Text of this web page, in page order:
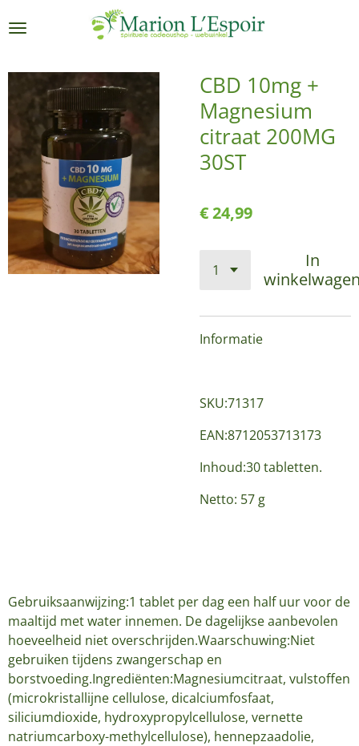
direct
de
hoofdinhoud
CBD 10mg +
Magnesium
citraat 200MG
30ST
€ 24,99
In
Informatie
SKU:71317
EAN:8712053713173
Inhoud:30 tabletten.
Netto: 57 g
Gebruiksaanwijzing:1 tablet per dag een half uur voor de
maaltijd met water innemen. De dagelijkse aanbevolen
hoeveelheid niet overschrijden.Waarschuwing:Niet
gebruiken tijdens zwangerschap en
borstvoeding.Ingrediënten:Magnesiumcitraat, vulstoffen
(microkristallijne cellulose, dicalciumfosfaat,
siliciumdioxide, hydroxypropylcellulose, vernette
natriumcarboxy-methylcellulose), hennepzaadolie,